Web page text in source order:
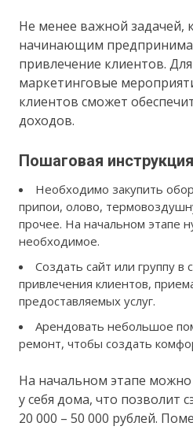
Не менее важной задачей,
начинающим
привлечение клиентов.
маркетинговые
клиентов сможет
доходов.
Пошаговая
Необходимо закупить
припои, олово,
прочее. На начальном этапе
необходимое.
Создать сайт или группу в
привлечения клиентов,
предоставляемых услуг.
Арендовать небольшое
ремонт, чтобы создать
На начальном этапе
у себя дома, что позволит
20 000 – 50 000 рублей.